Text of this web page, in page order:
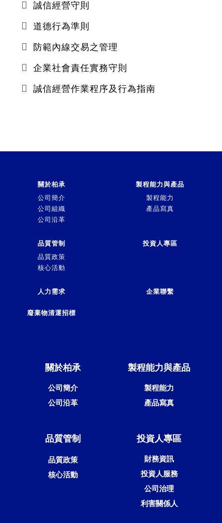
誠信經營守則
道德行為準則
防範內線交易之管理
企業社會責任實務守則
誠信經營作業程序及行為指南
關於柏承
公司簡介
公司組織
公司沿革
製程能力與產品
製程能力
產品寫真
品質管制
品質政策
核心活動
投資人專區
人力需求 企業聯繫
廢棄物清運招標
關於柏承
公司簡介
公司沿革
製程能力與產品
製程能力
產品寫真
品質管制
品質政策
核心活動
投資人專區
財務資訊
投資人服務
公司治理
利害關係人